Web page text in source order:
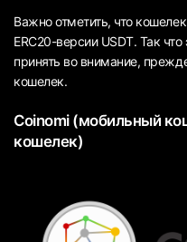
Важно отметить, что
ERC20-версии USDT. Так
принять во внимание,
кошелек.
Coinomi (мобильный
кошелек)